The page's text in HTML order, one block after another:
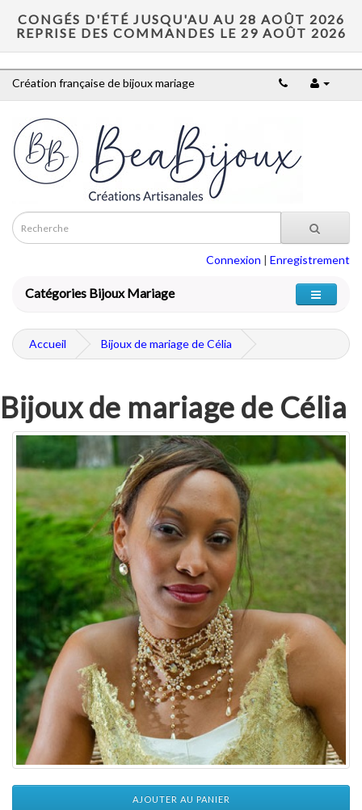
CONGÉS D'ÉTÉ JUSQU'AU AU 28 AOÛT 2026
REPRISE DES COMMANDES LE 29 AOÛT 2026
Création française de bijoux mariage
Connexion | Enregistrement
Catégories Bijoux Mariage
Accueil Bijoux de mariage de Célia
Bijoux de mariage de Célia
AJOUTER AU PANIER